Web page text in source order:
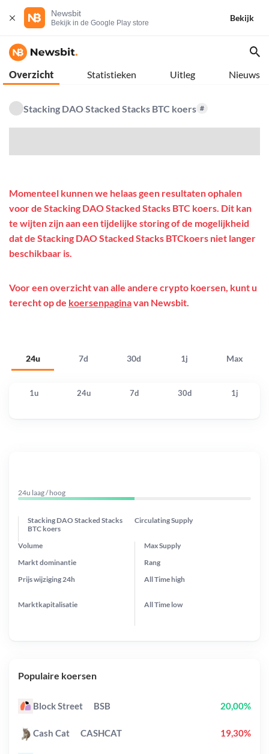
Newsbit
Bekijk in de Google Play store
Bekijk
Overzicht Statistieken Uitleg Nieuws
Stacking DAO Stacked Stacks BTC koers #
24u 7d 30d 1j Max
Momenteel kunnen we helaas geen resultaten ophalen
voor de Stacking DAO Stacked Stacks BTC koers. Dit kan
te wijten zijn aan een tijdelijke storing of de mogelijkheid
dat de Stacking DAO Stacked Stacks BTCkoers niet langer
beschikbaar is.
Voor een overzicht van alle andere crypto koersen, kunt u
terecht op de koersenpaginavan Newsbit.
1u 24u 7d 30d 1j
24u laag / hoog
Stacking DAO Stacked Stacks
BTC koers
Circulating Supply
Prijs wijziging 24h
Max Supply
Markt dominantie
Marktkapitalisatie
Volume
Rang
All Timehigh
All Time low
Populaire koersen
Block Street BSB 20,00%
Cash Cat CASHCAT 19,30%